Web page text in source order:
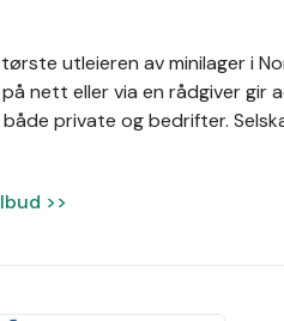
utleieren av minilager i
på nett eller via en rådgiver
både private og bedrifter.
>>